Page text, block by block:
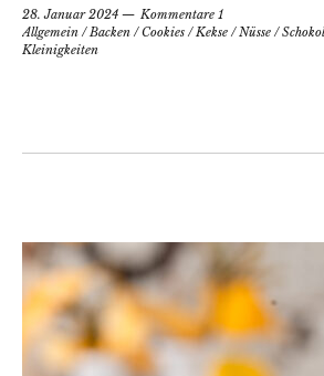
28. Januar 2024
Kommentare 1
Allgemein /Backen /Cookies /Kekse /Nüsse /
Kleinigkeiten